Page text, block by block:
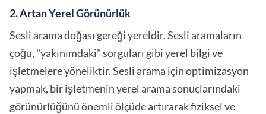
2. Artan Yerel Görünürlük
Sesli arama doğası gereği yereldir. Sesli aramaların
çoğu, "yakınımdaki" sorguları gibi yerel bilgi ve
işletmelere yöneliktir. Sesli arama için optimizasyon
yapmak, bir işletmenin yerel arama sonuçlarındaki
görünürlüğünü önemli ölçüde artırarak fiziksel ve